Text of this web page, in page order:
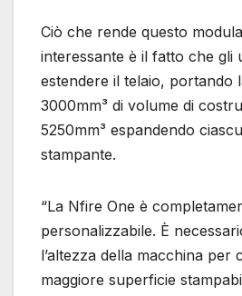
Ciò che rende questo
interessante è il fatto che gli
estendere il telaio, portando
3000mm³ di volume di
5250mm³ espandendo
stampante.
“La Nfire One è
personalizzabile. È
l’altezza della macchina per
maggiore superficie